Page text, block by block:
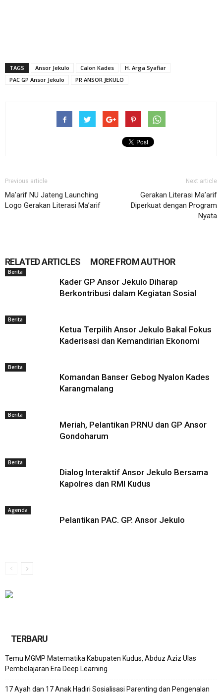
TAGS Ansor Jekulo Calon Kades
H. Arga Syafiar
PAC GP Ansor Jekulo
PR ANSOR JEKULO
Previous article
Ma’arif NU Jateng Launching
Logo Gerakan Literasi Ma’arif
Next article
Gerakan Literasi Ma’arif
Diperkuat dengan Program
Nyata
RELATED ARTICLES MORE FROM AUTHOR
Berita
Kader GP Ansor Jekulo Diharap
Berkontribusi dalam Kegiatan Sosial
Berita
Ketua Terpilih Ansor Jekulo Bakal Fokus
Kaderisasi dan Kemandirian Ekonomi
Berita
Komandan Banser Gebog Nyalon Kades
Karangmalang
Berita
Meriah, Pelantikan PRNU dan GP Ansor
Gondoharum
Berita
Dialog Interaktif Ansor Jekulo Bersama
Kapolres dan RMI Kudus
Agenda
Pelantikan PAC. GP. Ansor Jekulo
TERBARU
Temu MGMP Matematika Kabupaten Kudus, Abduz Aziz Ulas
Pembelajaran Era Deep Learning
17 Ayah dan 17 Anak Hadiri Sosialisasi Parenting dan Pengenalan